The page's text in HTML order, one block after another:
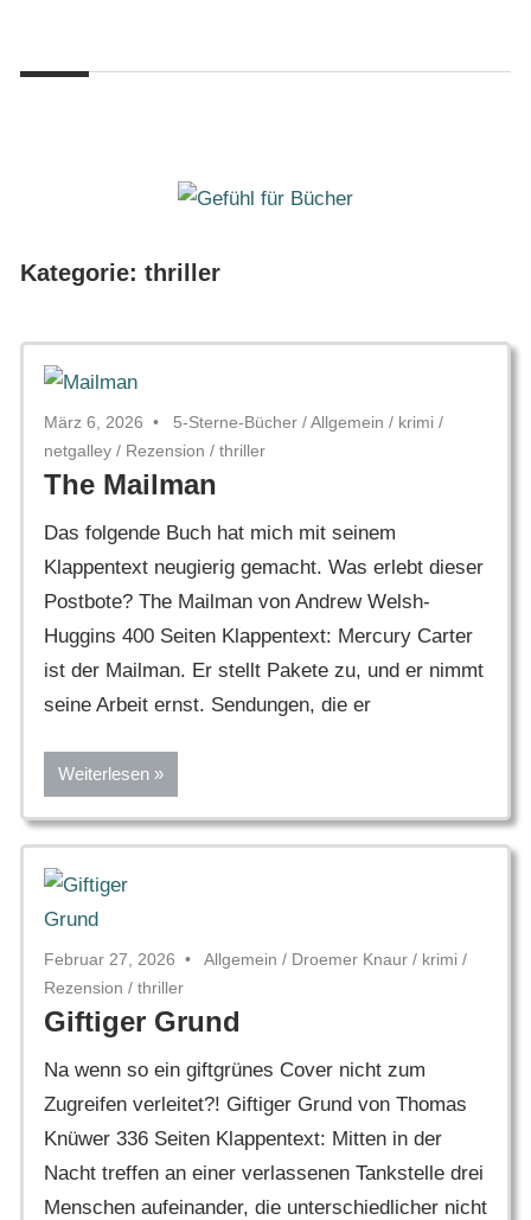
springen
Gefühl
für
Kategorie: thriller
März 6, 2026 5-Sterne-Bücher /Allgemein / krimi /
netgalley / Rezension / thriller
The Mailman
Das folgende Buch hat mich mit seinem
Klappentext neugierig gemacht. Was erlebt dieser
Postbote? The Mailman von Andrew Welsh-
Huggins 400 Seiten Klappentext: Mercury Carter
ist der Mailman. Er stellt Pakete zu, und er nimmt
seine Arbeit ernst. Sendungen, die er
Weiterlesen
Februar 27, 2026 Allgemein / Droemer Knaur / krimi /
Rezension / thriller
Giftiger Grund
Na wenn so ein giftgrünes Cover nicht zum
Zugreifen verleitet?! Giftiger Grund von Thomas
Knüwer 336 Seiten Klappentext: Mitten in der
Nacht treffen an einer verlassenen Tankstelle drei
Menschen aufeinander, die unterschiedlicher nicht